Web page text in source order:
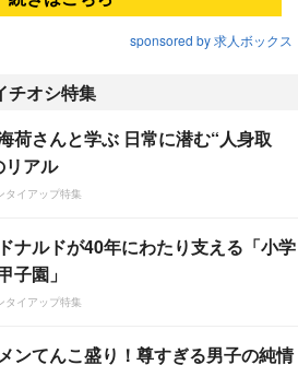
sponsored by 求人ボックス
チオシ特集
荷さんと学ぶ 日常に潜む“人身取
リアル
タイアップ特集
ナルドが40年にわたり支える「小学
子園」
タイアップ特集
ンてんこ盛り！尊すぎる男子の純情